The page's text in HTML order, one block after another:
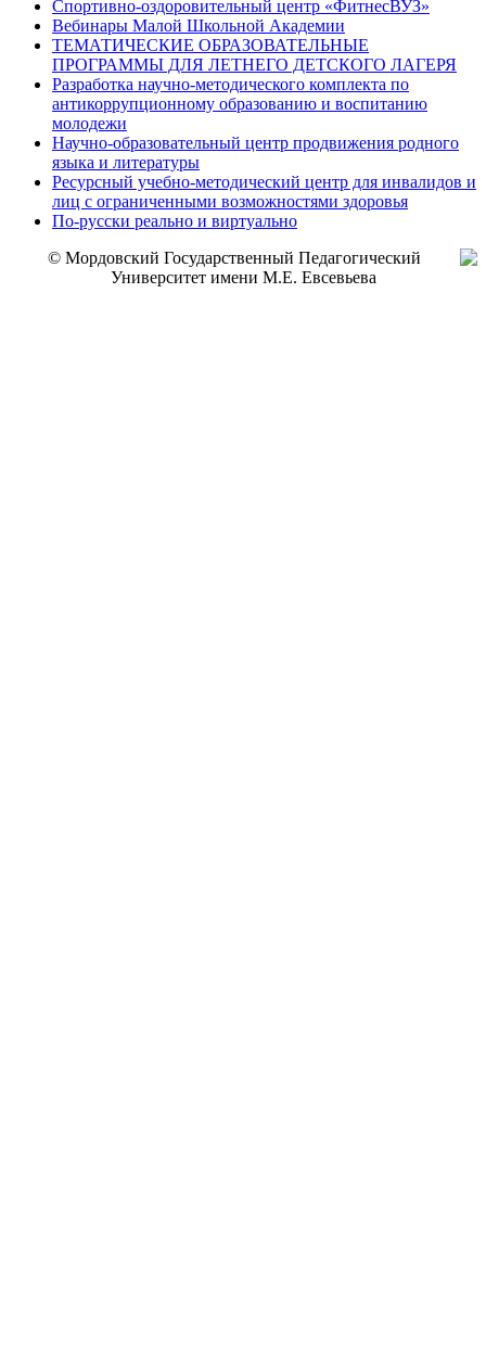
Спортивно-оздоровительный центр «ФитнесВУЗ»
Вебинары Малой Школьной Академии
ТЕМАТИЧЕСКИЕ ОБРАЗОВАТЕЛЬНЫЕ
ПРОГРАММЫ ДЛЯ ЛЕТНЕГО ДЕТСКОГО ЛАГЕРЯ
Разработка научно-методического комплекта по
антикоррупционному образованию и воспитанию
молодежи
Научно-образовательный центр продвижения родного
языка и литературы
Ресурсный учебно-методический центр для инвалидов и
лиц с ограниченными возможностями здоровья
По-русски реально и виртуально
© Мордовский Государственный Педагогический
Университет имени М.Е. Евсевьева